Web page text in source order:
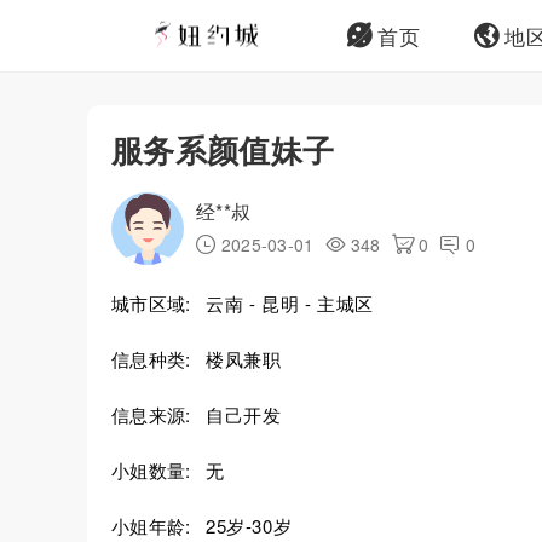
首页 地
服务系颜值妹子
经**叔
2025-03-01 348 0 0
城市区域: 云南 - 昆明 - 主城区
信息种类: 楼凤兼职
信息来源: 自己开发
小姐数量: 无
小姐年龄: 25岁-30岁